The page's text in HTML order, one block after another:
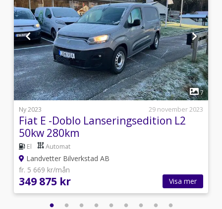
1
7
Ny 2023
29 november 2023
Fiat E -Doblo Lanseringsedition L2
50kw 280km
El Automat
Landvetter Bilverkstad AB
fr. 5 669 kr/mån
349 875 kr Visa mer